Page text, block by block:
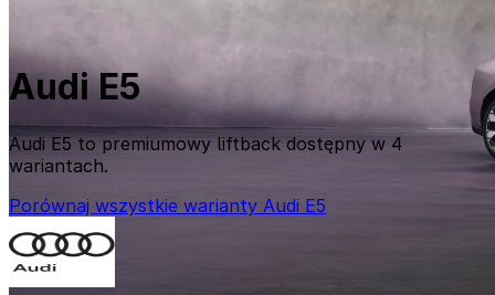
Audi E5
Audi E5 to premiumowy liftback dostępny w 4
wariantach.
Porównaj wszystkie warianty Audi E5